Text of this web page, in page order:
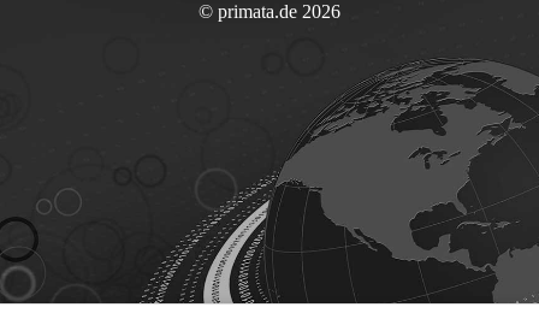
© primata.de 2026